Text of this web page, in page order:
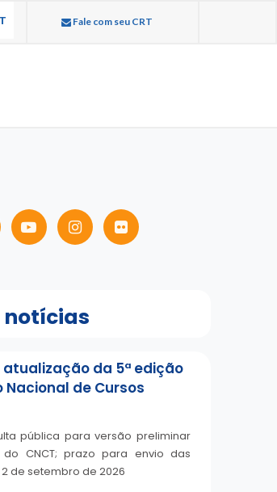
Fale com seu CRT
da 5ª edição
de Cursos
pública para versão preliminar
CNCT; prazo para envio das
de setembro de 2026